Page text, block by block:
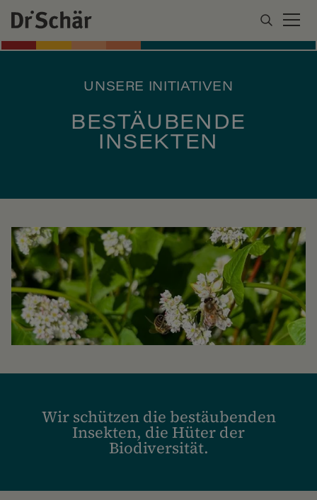
UNSERE INITIATIVEN
BESTÄUBENDE
INSEKTEN
Wir schützen die bestäubenden
Insekten, die Hüter der
Biodiversität.